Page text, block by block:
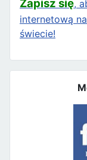
Zapisz się,
internetową
świecie!